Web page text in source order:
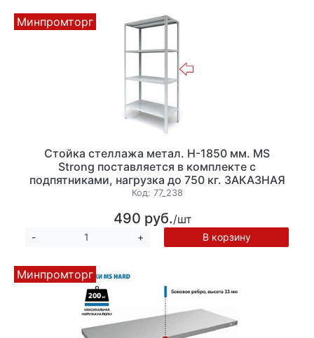
Минпромторг
Стойка стеллажа метал. Н-1850 мм. MS
Strong поставляется в комплекте с
подпятниками, нагрузка до 750 кг. ЗАКАЗНАЯ
ПОЗИЦИЯ
Код: 77_238
490 руб./шт
- + В корзину
Минпромторг